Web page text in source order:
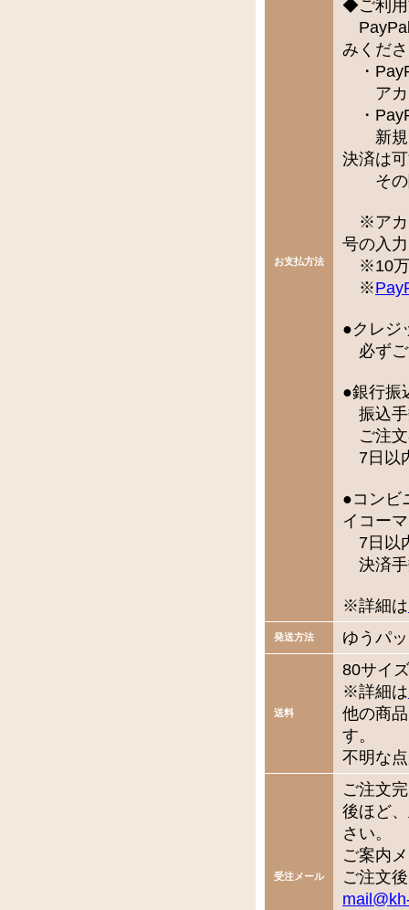
お支払方法
◆ご利
PayPal
みくだ
・
アカウ
・
新規で
決済は
その際
※アカ
号の入
※10万
※
●クレジ
必ずご
●銀行振
振込手
ご注文
7日以
●コンビ
イコー
7日以
決済手
※詳細は
発送方法 ゆうパ
送料
80サイ
※詳細は
他の商
す。
不明な
受注メール
ご注文
後ほど
さい。
ご案内
ご注文